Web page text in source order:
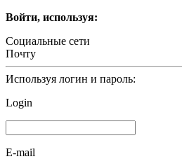
Войти, используя:
Социальные сети
Почту
Используя логин и пароль:
Login
E-mail